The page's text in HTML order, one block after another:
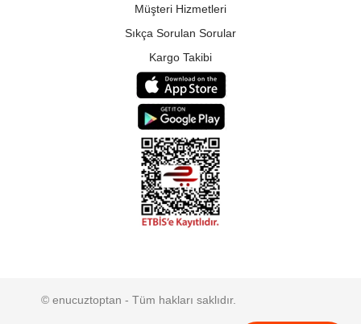
Müşteri Hizmetleri
Sıkça Sorulan Sorular
Kargo Takibi
© enucuztoptan - Tüm hakları saklıdır.